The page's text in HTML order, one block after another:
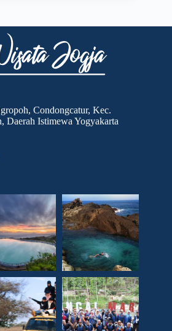
Condongcatur, Kec.
Daerah Istimewa Yogyakarta